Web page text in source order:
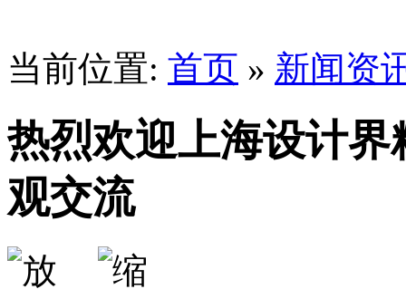
当前位置: 首页 » 新闻资
热烈欢迎上海设计
观交流